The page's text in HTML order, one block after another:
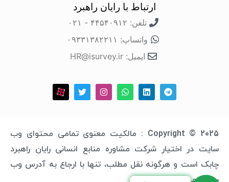
ارتباط با رایان راهبرد
تلفن: ۴۴۵۴۰۹۱۲ - ۰۲۱
واتساپ: ۰۹۳۳۱۳۸۲۲۱۱
ایمیل: HR@isurvey.ir
Copyright © 2025 : مالکیت معنوی تمامی محتوای وب
سایت در اختیار شرکت مشاوره منابع انسانی رایان راهبرد
چابک است و هرگونه نقل مطلب، تنها با ارجاع به آدرس وب